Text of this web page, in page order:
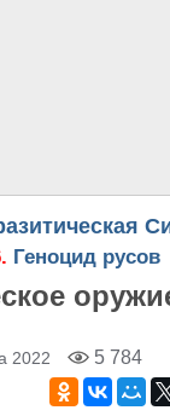
Геноцид русов
2022 5 784